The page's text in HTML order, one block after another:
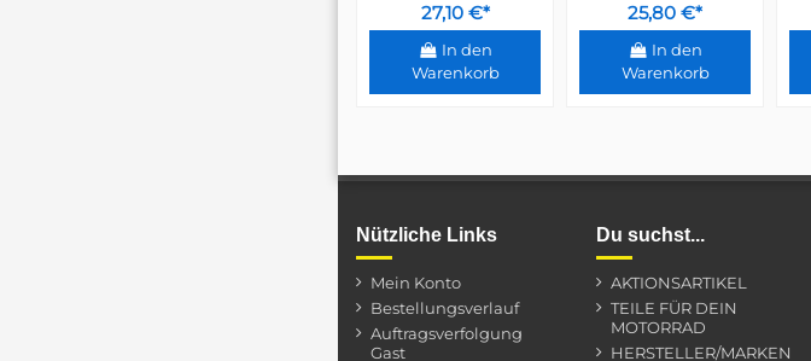
27,10 €*
In den
Warenkorb
25,80 €*
In den
Warenkorb
Nützliche Links
Mein Konto
Bestellungsverlauf
Auftragsverfolgung
Gast
Du suchst...
AKTIONSARTIKEL
TEILE FÜR DEIN
MOTORRAD
HERSTELLER/MARKEN